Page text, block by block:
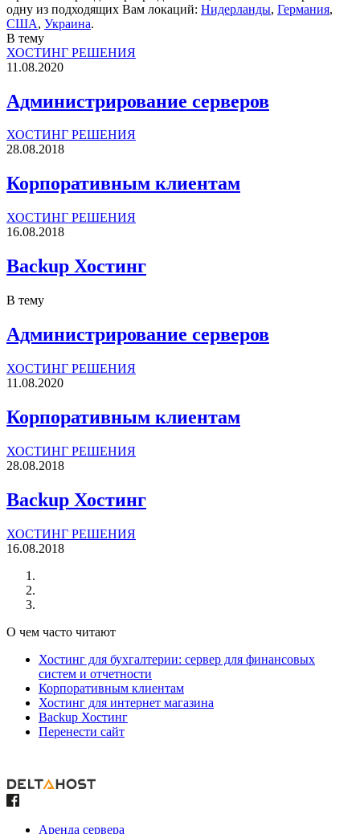
одну из подходящих Вам локаций: Нидерланды, Германия,
США, Украина.
В тему
ХОСТИНГ РЕШЕНИЯ
11.08.2020
Администрирование серверов
ХОСТИНГ РЕШЕНИЯ
28.08.2018
Корпоративным клиентам
ХОСТИНГ РЕШЕНИЯ
16.08.2018
Backup Хостинг
В тему
Администрирование серверов
ХОСТИНГ РЕШЕНИЯ
11.08.2020
Корпоративным клиентам
ХОСТИНГ РЕШЕНИЯ
28.08.2018
Backup Хостинг
ХОСТИНГ РЕШЕНИЯ
16.08.2018
О чем часто читают
Хостинг для бухгалтерии: сервер для финансовых
систем и отчетности
Корпоративным клиентам
Хостинг для интернет магазина
Backup Хостинг
Перенести сайт
Аренда сервера